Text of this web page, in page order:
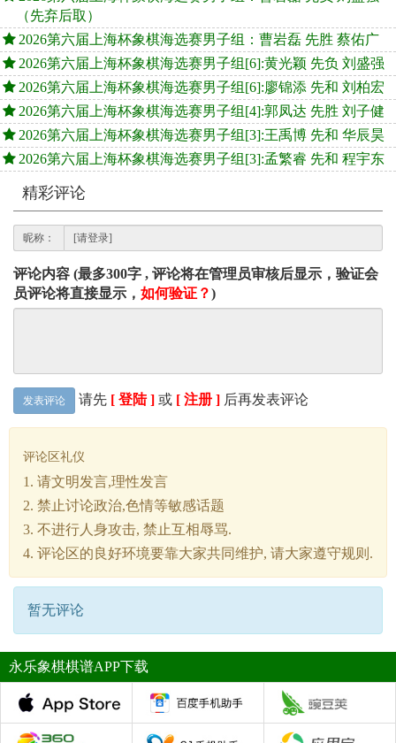
（先弃后取）
2026第六届上海杯象棋海选赛男子组：曹岩磊 先胜 蔡佑广
2026第六届上海杯象棋海选赛男子组[6]:黄光颖 先负 刘盛强
2026第六届上海杯象棋海选赛男子组[6]:廖锦添 先和 刘柏宏
2026第六届上海杯象棋海选赛男子组[4]:郭凤达 先胜 刘子健
2026第六届上海杯象棋海选赛男子组[3]:王禹博 先和 华辰昊
2026第六届上海杯象棋海选赛男子组[3]:孟繁睿 先和 程宇东
精彩评论
昵称：
评论内容 (最多300字 , 评论将在管理员审核后显示，验证会
员评论将直接显示， 如何验证？)
发表评论 请先 [ 登陆 ] 或 [ 注册 ] 后再发表评论
评论区礼仪
1. 请文明发言,理性发言
2. 禁止讨论政治,色情等敏感话题
3. 不进行人身攻击, 禁止互相辱骂.
4. 评论区的良好环境要靠大家共同维护, 请大家遵守规则.
暂无评论
永乐象棋棋谱APP下载